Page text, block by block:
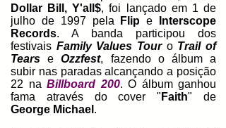
Dollar Bill, Y'all$, foi lançado em 1 de
julho de 1997 pela
Flip e
Interscope
Records. A banda participou dos
festivais Family Values Touro Trail of
TearseOzzfest, fazendo o álbum a
subir nas paradas alcançando a posição
22 na Billboard 200. O álbum ganhou
fama através do cover " Faith" de
George Michael .